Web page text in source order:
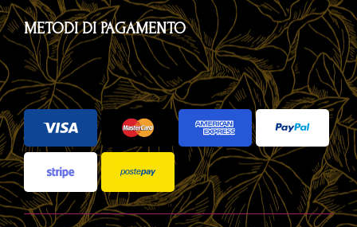
METODI DI PAGAMENTO